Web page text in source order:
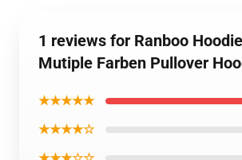
1 reviews for Ranboo
Mutiple Farben Pullover
★★★★★
★★★★☆